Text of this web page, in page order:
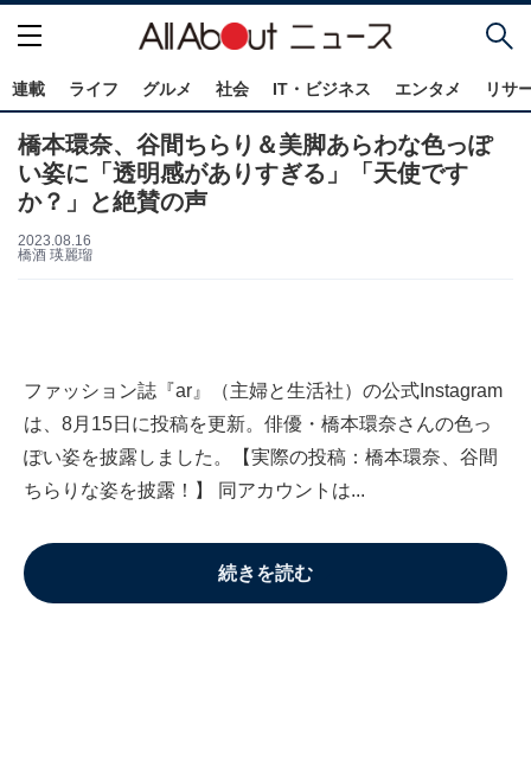
連載 ライフ グルメ 社会 IT・ビジネス エンタメ リサ
橋本環奈、谷間ちらり＆美脚あらわな色っぽ
い姿に「透明感がありすぎる」「天使です
か？」と絶賛の声
2023.08.16
橋酒 瑛麗瑠
ファッション誌『ar』（主婦と生活社）の公式Instagram
は、8月15日に投稿を更新。俳優・橋本環奈さんの色っ
ぽい姿を披露しました。【実際の投稿：橋本環奈、谷間
ちらりな姿を披露！】 同アカウントは...
続きを読む